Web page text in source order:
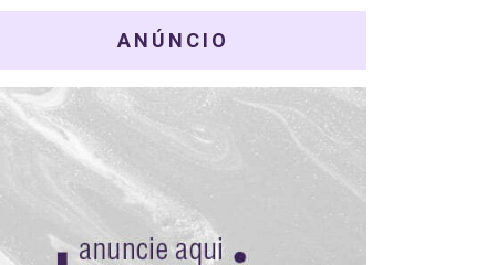
ANÚNCIO